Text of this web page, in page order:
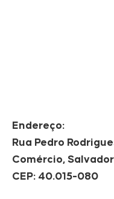
Endereço:
Rua Pedro
Comércio, Salvador
CEP: 40.015-080